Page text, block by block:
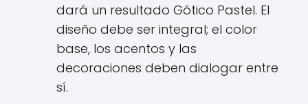
dará un resultado Gótico Pastel. El
diseño debe ser integral; el color
base, los acentos y las
decoraciones deben dialogar entre
sí.